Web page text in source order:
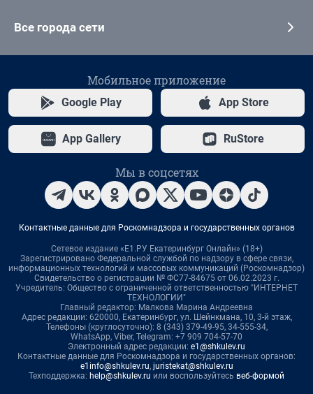
Все города сети
Мобильное приложение
Google Play App Store
App Gallery RuStore
Мы в соцсетях
Контактные данные для Роскомнадзора и государственных органов
Сетевое издание «Е1.РУ Екатеринбург Онлайн» (18+)
Зарегистрировано Федеральной службой по надзору в сфере связи,
информационных технологий и массовых коммуникаций (Роскомнадзор)
Свидетельство о регистрации № ФС77-84675 от 06.02.2023 г.
Учредитель: Общество с ограниченной ответственностью "ИНТЕРНЕТ
ТЕХНОЛОГИИ"
Главный редактор: Малкова Марина Андреевна
Адрес редакции: 620000, Екатеринбург, ул. Шейнкмана, 10, 3-й этаж,
Телефоны (круглосуточно): 8 (343) 379-49-95, 34-555-34,
WhatsApp, Viber, Telegram: +7 909 704-57-70
Электронный адрес редакции: e1@shkulev.ru
Контактные данные для Роскомнадзора и государственных органов:
e1info@shkulev.ru, juristekat@shkulev.ru
Техподдержка: help@shkulev.ru или воспользуйтесь веб-формой